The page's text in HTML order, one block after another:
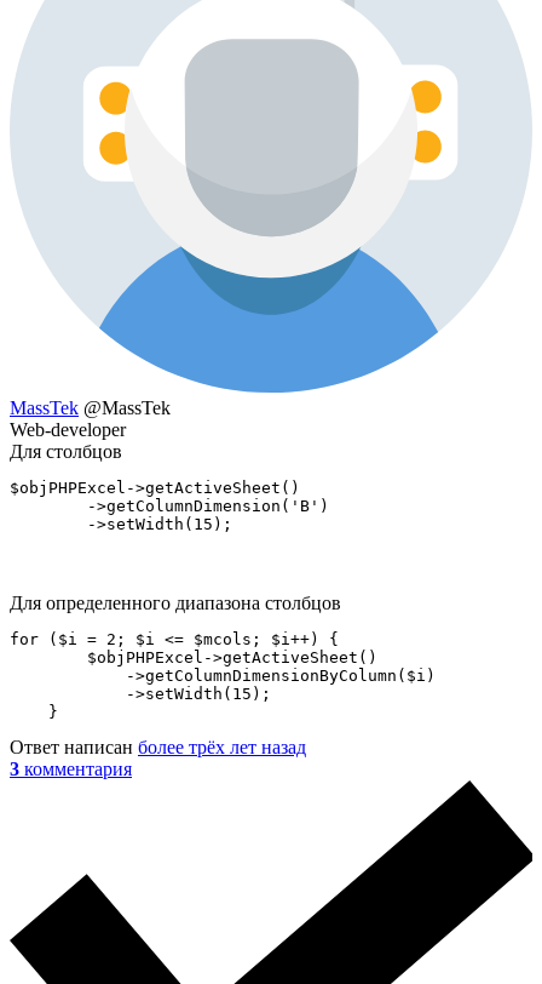
MassTek @MassTek
Web-developer
Для столбцов
$objPHPExcel->getActiveSheet()
        ->getColumnDimension('B')
        ->setWidth(15);
Для определенного диапазона столбцов
for ($i = 2; $i <= $mcols; $i++) {
        $objPHPExcel->getActiveSheet()
            ->getColumnDimensionByColumn($i)
            ->setWidth(15);
    }
Ответ написан более трёх лет назад
3 комментария